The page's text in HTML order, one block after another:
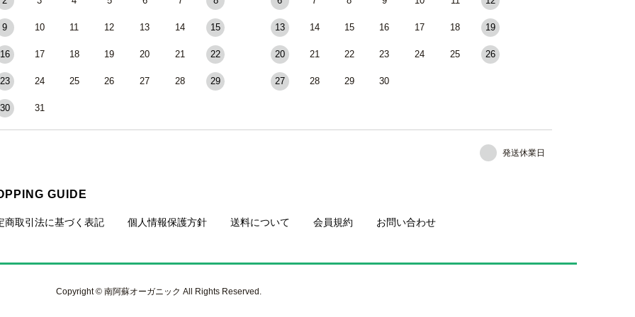
9 10 11 12 13 14 15
16 17 18 19 20 21 22
23 24 25 26 27 28 29
30 31
13 14 15 16 17 18 19
20 21 22 23 24 25 26
27 28 29 30
発送休業日
GUIDE
商取引法に基づく表記 個人情報保護方針 送料について 会員規約 お問い合わせ
Copyright © 南阿蘇オーガニック All Rights Reserved.